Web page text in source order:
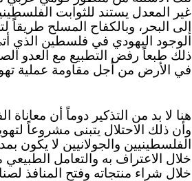
غير المعدل يستند للثوابت
إلى البحر، وبالكفاح المسلح
الوجود اليهودي في فلسطين الذي
ذلك طبعاً رفض التطبيع مع العدو
في الأرض من أجل مقاومة عملية
هنا لا بد من التذكير دوماً أن معاناة
وأن ذلك الاحتلال يتبنى مشروعاً
الفلسطينيين والجولانيين لا يكون
خلال الاعتراف به والتعامل
خلال شراء منتجاته وفتح المنافذ